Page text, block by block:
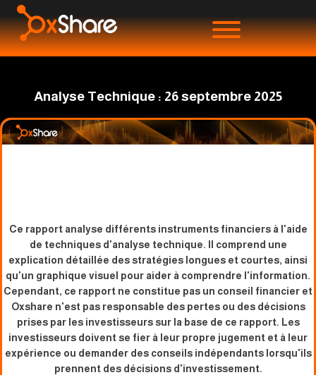
Analyse Technique : 26 septembre 2025
Ce rapport analyse différents instruments financiers à l'aide
de techniques d'analyse technique. Il comprend une
explication détaillée des stratégies longues et courtes, ainsi
qu'un graphique visuel pour aider à comprendre l'information.
Cependant, ce rapport ne constitue pas un conseil financier et
Oxshare n'est pas responsable des pertes ou des décisions
prises par les investisseurs sur la base de ce rapport. Les
investisseurs doivent se fier à leur propre jugement et à leur
expérience ou demander des conseils indépendants lorsqu'ils
prennent des décisions d'investissement.